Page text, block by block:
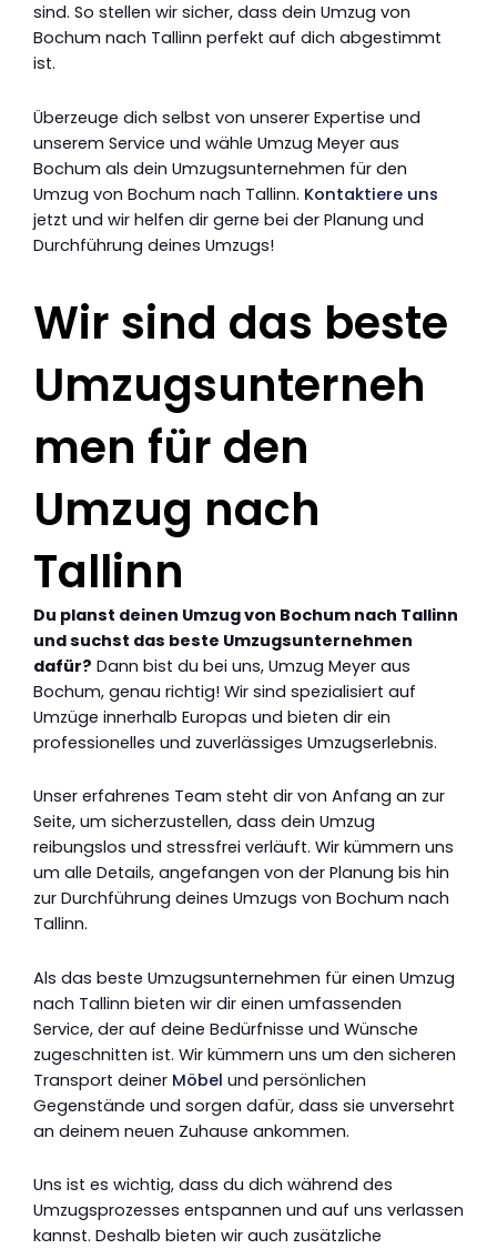
sind. So stellen wir sicher, dass dein Umzug von
Bochum nach Tallinn perfekt auf dich abgestimmt
ist.
Überzeuge dich selbst von unserer Expertise und
unserem Service und wähle Umzug Meyer aus
Bochum als dein Umzugsunternehmen für den
Umzug von Bochum nach Tallinn. Kontaktiere uns
jetzt und wir helfen dir gerne bei der Planung und
Durchführung deines Umzugs!
Wir sind das beste
Umzugsunterneh
men für den
Umzug nach
Tallinn
Du planst deinen Umzug von Bochum nach Tallinn
und suchst das beste Umzugsunternehmen
dafür? Dann bist du bei uns, Umzug Meyer aus
Bochum, genau richtig! Wir sind spezialisiert auf
Umzüge innerhalb Europas und bieten dir ein
professionelles und zuverlässiges Umzugserlebnis.
Unser erfahrenes Team steht dir von Anfang an zur
Seite, um sicherzustellen, dass dein Umzug
reibungslos und stressfrei verläuft. Wir kümmern uns
um alle Details, angefangen von der Planung bis hin
zur Durchführung deines Umzugs von Bochum nach
Tallinn.
Als das beste Umzugsunternehmen für einen Umzug
nach Tallinn bieten wir dir einen umfassenden
Service, der auf deine Bedürfnisse und Wünsche
zugeschnitten ist. Wir kümmern uns um den sicheren
Transport deiner Möbel und persönlichen
Gegenstände und sorgen dafür, dass sie unversehrt
an deinem neuen Zuhause ankommen.
Uns ist es wichtig, dass du dich während des
Umzugsprozesses entspannen und auf uns verlassen
kannst. Deshalb bieten wir auch zusätzliche